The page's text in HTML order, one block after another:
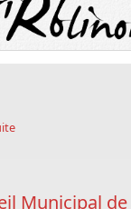
Municipal